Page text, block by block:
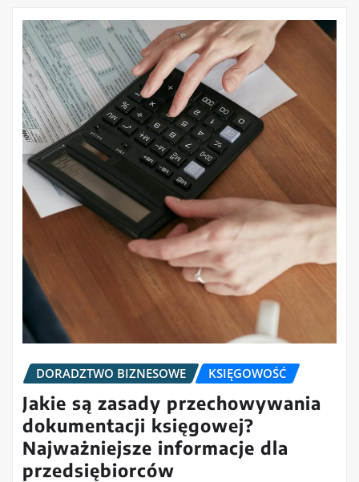
DORADZTWO BIZNESOWE KSIĘGOWOŚĆ
Jakie są zasady przechowywania
dokumentacji księgowej?
Najważniejsze informacje dla
przedsiębiorców